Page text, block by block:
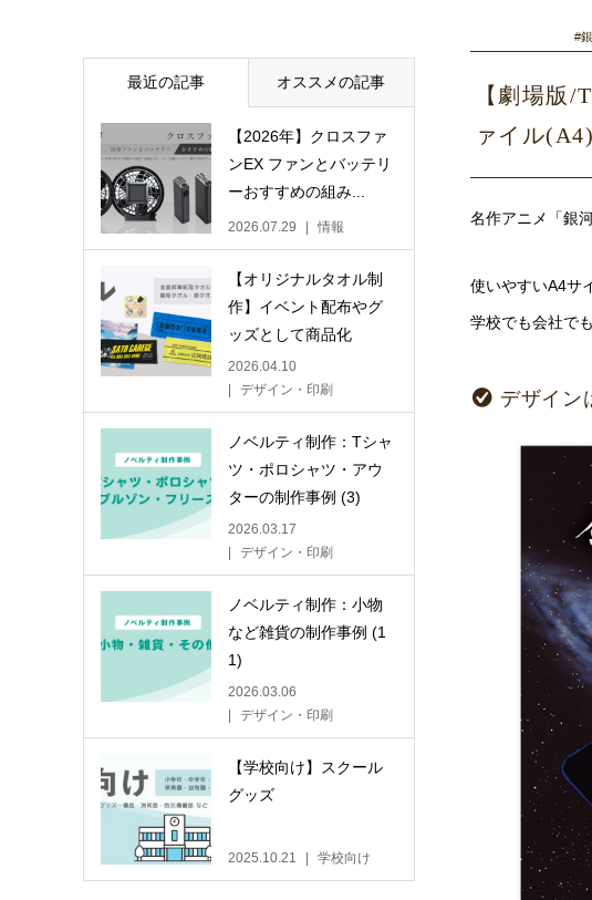
#
【劇場版/
ァイル(A4)
名作アニメ「銀
使いやすいA4サ
学校でも会社で
デザイン
最近の記事 オススメの記事
【2026年】クロスファ
ンEX ファンとバッテリ
ーおすすめの組み...
2026.07.29 情報
【オリジナルタオル制
作】イベント配布やグ
ッズとして商品化
2026.04.10
デザイン・印刷
ノベルティ制作：Tシャ
ツ・ポロシャツ・アウ
ターの制作事例 (3)
2026.03.17
デザイン・印刷
ノベルティ制作：小物
など雑貨の制作事例 (1
1)
2026.03.06
デザイン・印刷
【学校向け】スクール
グッズ
2025.10.21 学校向け